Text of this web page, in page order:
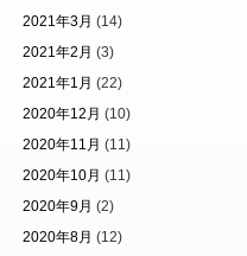
2021年3月 (14)
2021年2月 (3)
2021年1月 (22)
2020年12月 (10)
2020年11月 (11)
2020年10月 (11)
2020年9月 (2)
2020年8月 (12)